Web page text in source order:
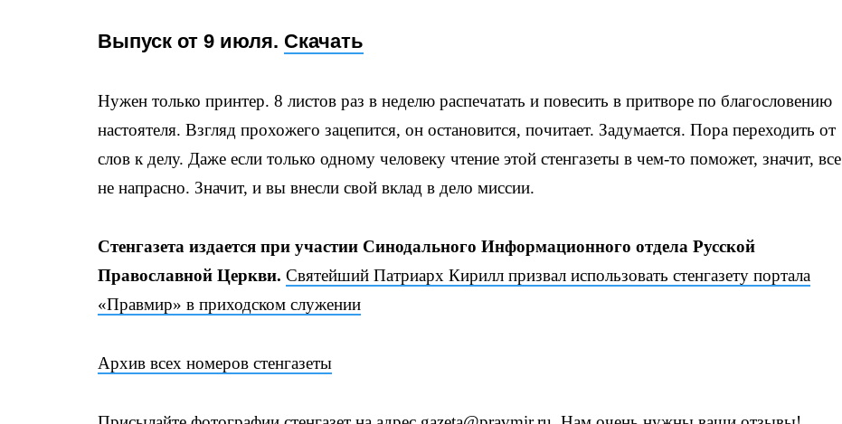
Выпуск от 9 июля. Скачать
Нужен только принтер. 8 листов раз в неделю распечатать и повесить в притворе по благословению
настоятеля. Взгляд прохожего зацепится, он остановится, почитает. Задумается. Пора переходить от
слов к делу. Даже если только одному человеку чтение этой стенгазеты в чем-то поможет, значит, все
не напрасно. Значит, и вы внесли свой вклад в дело миссии.
Стенгазета издается при участии Синодального Информационного отдела Русской
Православной Церкви. Святейший Патриарх Кирилл призвал использовать стенгазету портала
«Правмир» в приходском служении
Архив всех номеров стенгазеты